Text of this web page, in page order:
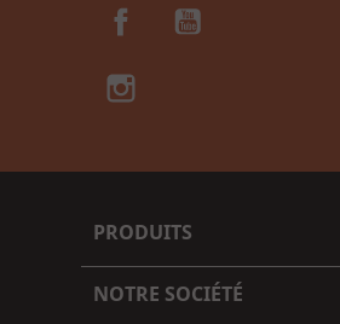
Facebook
PRODUITS
NOTRE SOCIÉTÉ